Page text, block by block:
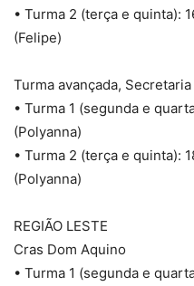
• Turma 2 (terça e quinta):
(Felipe)
Turma avançada,
• Turma 1 (segunda e
(Polyanna)
• Turma 2 (terça e quinta):
(Polyanna)
REGIÃO LESTE
Cras Dom Aquino
• Turma 1 (segunda e